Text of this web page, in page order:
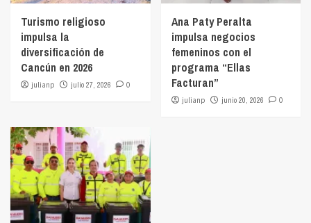
Turismo religioso
impulsa la
diversificación de
Cancún en 2026
julianp julio 27, 2026 0
Ana Paty Peralta
impulsa negocios
femeninos con el
programa “Ellas
Facturan”
julianp junio 20, 2026 0